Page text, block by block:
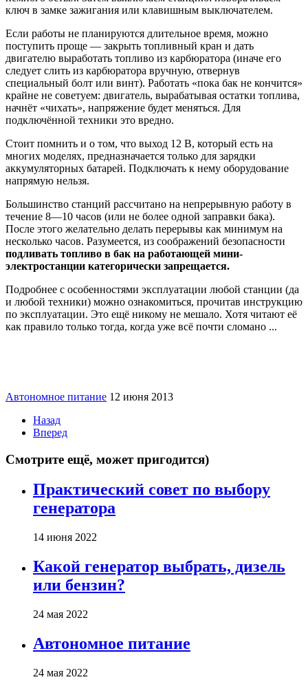
ключ в замке зажигания или клавишным выключателем.
Если работы не планируются длительное время, можно
поступить проще — закрыть топливный кран и дать
двигателю выработать топливо из карбюратора (иначе его
следует слить из карбюратора вручную, отвернув
специальный болт или винт). Работать «пока бак не кончится»
крайне не советуем: двигатель, вырабатывая остатки топлива,
начнёт «чихать», напряжение будет меняться. Для
подключённой техники это вредно.
Стоит помнить и о том, что выход 12 В, который есть на
многих моделях, предназначается только для зарядки
аккумуляторных батарей. Подключать к нему оборудование
напрямую нельзя.
Большинство станций рассчитано на непрерывную работу в
течение 8—10 часов (или не более одной заправки бака).
После этого желательно делать перерывы как минимум на
несколько часов. Разумеется, из соображений безопасности
подливать топливо в бак на работающей мини-
электростанции категорически запрещается.
Подробнее с особенностями эксплуатации любой станции (да
и любой техники) можно ознакомиться, прочитав инструкцию
по эксплуатации. Это ещё никому не мешало. Хотя читают её
как правило только тогда, когда уже всё почти сломано ...
Автономное питание 12 июня 2013
Назад
Вперед
Смотрите ещё, может пригодится)
Практический совет по выбору
генератора
14 июня 2022
Какой генератор выбрать, дизель
или бензин?
24 мая 2022
Автономное питание
24 мая 2022